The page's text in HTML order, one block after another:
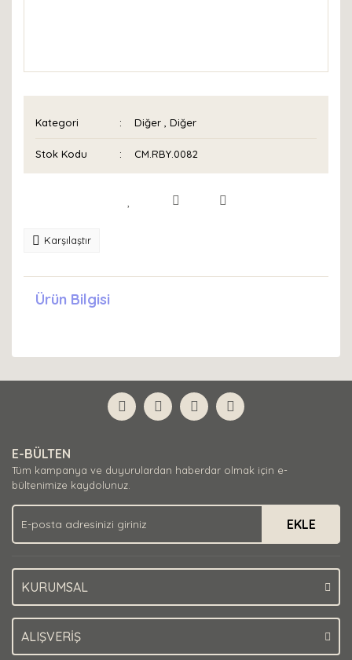
Kategori Diğer ,Diğer
Stok Kodu CM.RBY.0082
Karşılaştır
Ürün Bilgisi
E-BÜLTEN
Tüm kampanya ve duyurulardan haberdar olmak için e-
bültenimize kaydolunuz.
EKLE
KURUMSAL
ALIŞVERİŞ